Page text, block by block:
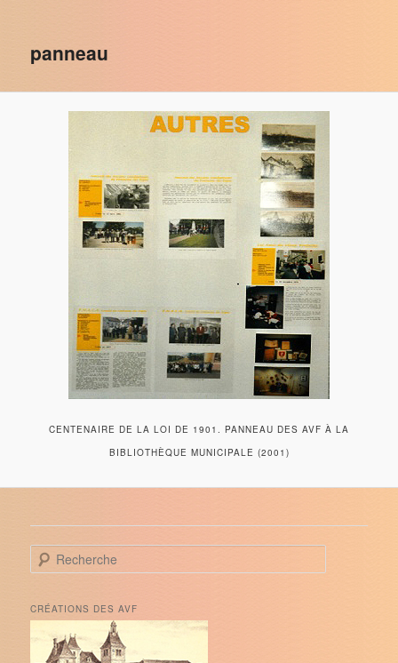
panneau
CENTENAIRE DE LA LOI DE 1901. PANNEAU DES AVF À LA
BIBLIOTHÈQUE MUNICIPALE (2001)
e
h
e
r
CRÉATIONS DES AVF